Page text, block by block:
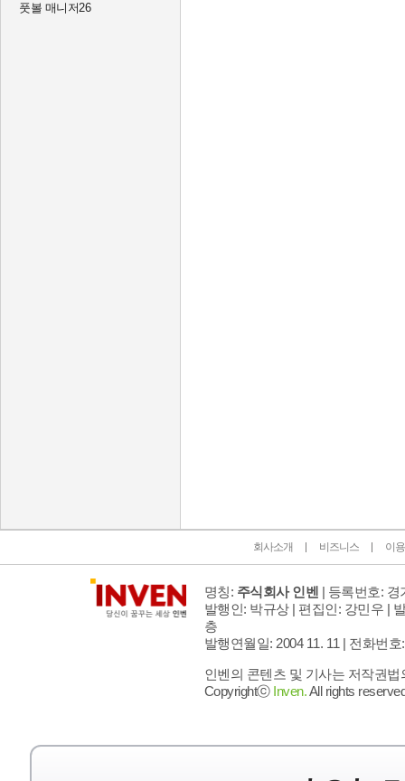
풋볼 매니저26
회사소개 비즈니스 이
명칭: 주식회사 인벤 | 등록번호: 경
발행인: 박규상 | 편집인: 강민우 |
층
발행연월일: 2004 11. 11 | 전화번호
인벤의 콘텐츠 및 기사는 저작권
Copyrightⓒ Inven.All rights